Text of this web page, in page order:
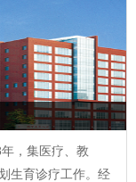
，集医疗、教
生育诊疗工作。经